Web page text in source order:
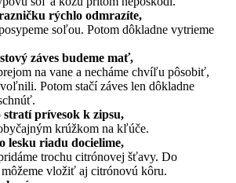
rýchlo odmrazíte,
soľou. Potom dôkladne vytrieme
záves budeme mať,
na vane a necháme chvíľu pôsobiť,
Potom stačí záves len dôkladne
prívesok k zipsu,
krúžkom na kľúče.
lesku riadu docielime,
trochu citrónovej šťavy. Do
vložiť aj citrónovú kôru.